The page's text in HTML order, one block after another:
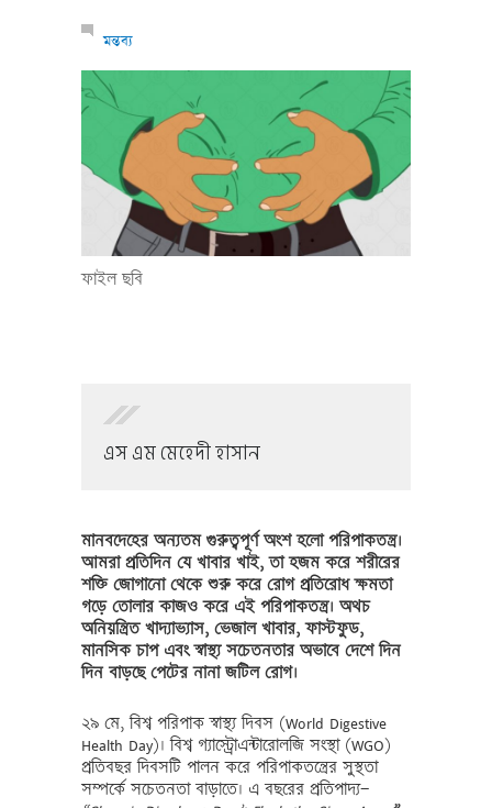
মন্তব্য
ফাইল ছবি
এস এম মেহেদী হাসান
মানবদেহের অন্যতম গুরুত্বপূর্ণ অংশ হলো পরিপাকতন্ত্র।
আমরা প্রতিদিন যে খাবার খাই, তা হজম করে শরীরের
শক্তি জোগানো থেকে শুরু করে রোগ প্রতিরোধ ক্ষমতা
গড়ে তোলার কাজও করে এই পরিপাকতন্ত্র। অথচ
অনিয়ন্ত্রিত খাদ্যাভ্যাস, ভেজাল খাবার, ফাস্টফুড,
মানসিক চাপ এবং স্বাস্থ্য সচেতনতার অভাবে দেশে দিন
দিন বাড়ছে পেটের নানা জটিল রোগ।
২৯ মে, বিশ্ব পরিপাক স্বাস্থ্য দিবস (World Digestive
Health Day)। বিশ্ব গ্যাস্ট্রোএন্টারোলজি সংস্থা (WGO)
প্রতিবছর দিবসটি পালন করে পরিপাকতন্ত্রের সুস্থতা
সম্পর্কে সচেতনতা বাড়াতে। এ বছরের প্রতিপাদ্য—